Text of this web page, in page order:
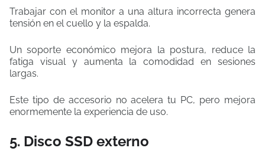
Trabajar con el monitor a una altura incorrecta genera
tensión en el cuello y la espalda.
Un soporte económico mejora la postura, reduce la
fatiga visual y aumenta la comodidad en sesiones
largas.
Este tipo de accesorio no acelera tu PC, pero mejora
enormemente la experiencia de uso.
5. Disco SSD externo